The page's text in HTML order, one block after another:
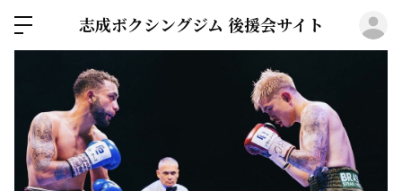
志成ボクシングジム 後援会サイト